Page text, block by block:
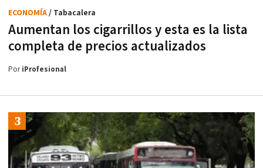
Aumentan los cigarrillos y esta es la lista
completa de precios actualizados
ECONOMÍA/ Tabacalera
PoriProfesional